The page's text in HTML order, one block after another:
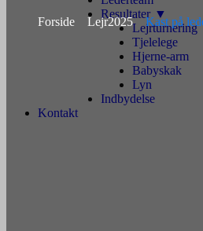
Resultater
Lejrturnering
Tjelelege
Hjerne-arm
Babyskak
Lyn
Indbydelse
Kontakt
Forside Lejr2025 Kast på